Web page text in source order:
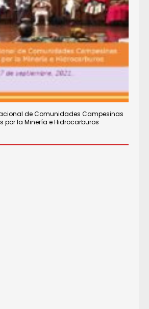
de Comunidades Campesinas
por la Minería e Hidrocarburos